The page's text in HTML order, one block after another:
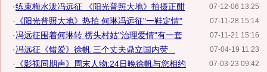
07-12-06 13:25
·练束梅水泼冯远征 《阳光普照大地》拍摄正酣
07-11-28 15:14
· 《阳光普照大地》热拍 何琳冯远征"一鞋定情"
07-11-21 15:16
·冯远征围着何琳转 楞头村姑"治理爱情"有一套
07-04-19 11:23
·冯远征《错爱》徐帆 三个丈夫鼎立国内荧...
07-03-23 09:42
· 《影视同期声》周末人物:24日晚徐帆与您相约